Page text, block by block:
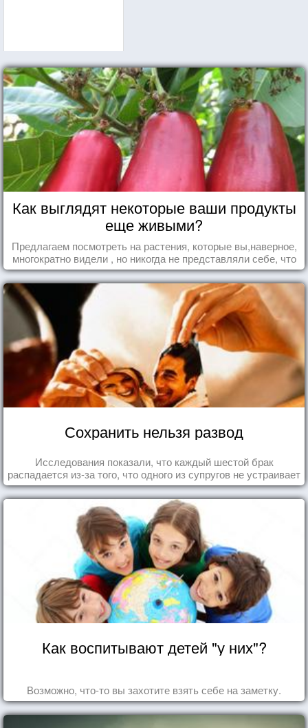
Как выглядят некоторые ваши продукты
еще живыми?
Предлагаем посмотреть на растения, которые вы,наверное,
многократно видели , но никогда не представляли себе, что
употребляете их в пищу.
Сохранить нельзя развод
Исследования показали, что каждый шестой брак
распадается из-за того, что одного из супругов не устраивает
та роль, которая выпала ему в семье.
Как воспитывают детей "у них"?
Возможно, что-то вы захотите взять себе на заметку.